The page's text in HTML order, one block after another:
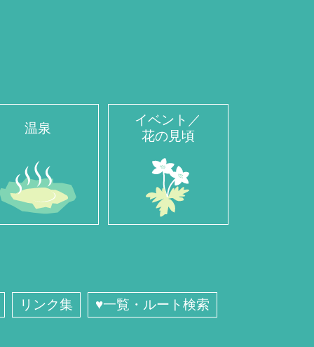
温泉
イベント／
花の見頃
リンク集 ♥一覧・ルート検索